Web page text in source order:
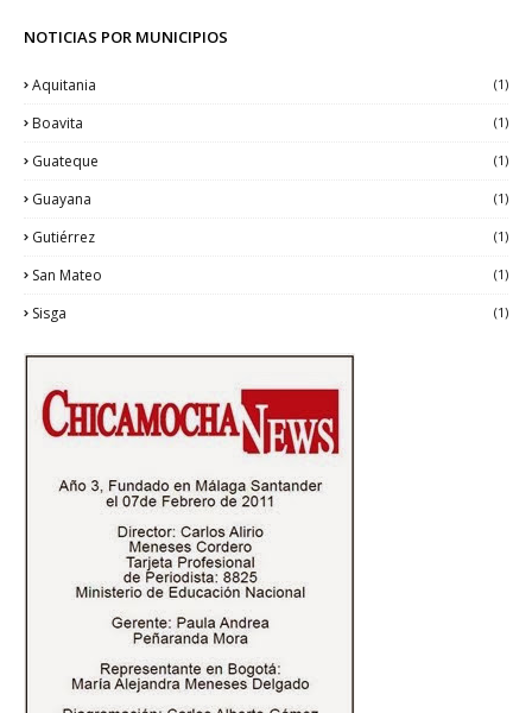
NOTICIAS POR MUNICIPIOS
Aquitania (1)
Boavita (1)
Guateque (1)
Guayana (1)
Gutiérrez (1)
San Mateo (1)
Sisga (1)